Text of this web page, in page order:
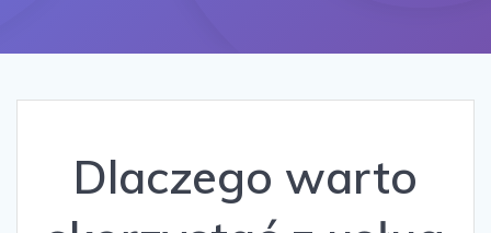
Dlaczego warto